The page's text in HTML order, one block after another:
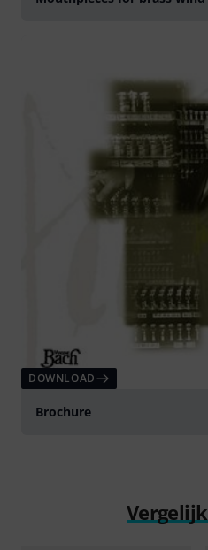
DOWNLOAD
Brochure